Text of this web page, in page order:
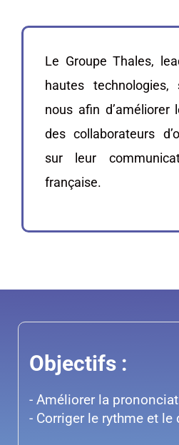
Le Groupe Thales,
hautes technologies,
nous afin d’améliorer
des collaborateurs
sur leur
française.
Objectifs :
- Améliorer la
- Corriger le rythme et